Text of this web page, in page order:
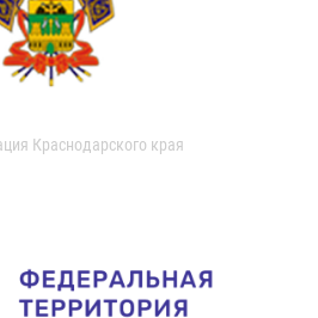
Краснодарского края